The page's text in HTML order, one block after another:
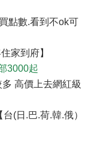
點數.看到不ok可
家到府】
3000起
多 高價上去網紅級
(日.巴.荷.韓.俄）